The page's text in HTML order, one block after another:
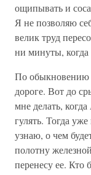
ощипывать и
Я не позволяю
велик труд
ни минуты, когда
По обыкновению
дороге. Вот до
мне делать,
гулять. Тогда
узнаю, о чем
полотну
перенесу ее. Кто